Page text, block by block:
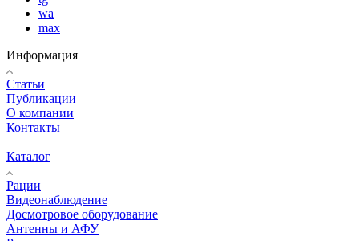
wa
max
Информация
Статьи
Публикации
О компании
Контакты
Каталог
Рации
Видеонаблюдение
Досмотровое оборудование
Антенны и АФУ